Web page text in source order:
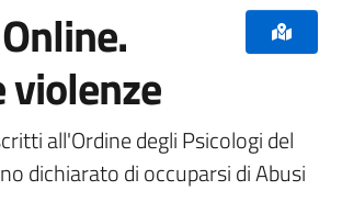
violenze
all'Ordine degli Psicologi del
dichiarato di occuparsi di Abusi